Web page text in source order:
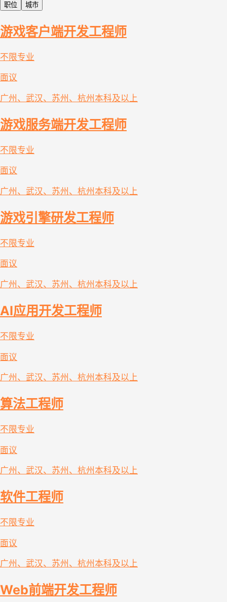
职位 城市
游戏客户端开发工程师
不限专业
面议
广州、武汉、苏州、杭州 本科及以上
游戏服务端开发工程师
不限专业
面议
广州、武汉、苏州、杭州 本科及以上
游戏引擎研发工程师
不限专业
面议
广州、武汉、苏州、杭州 本科及以上
AI应用开发工程师
不限专业
面议
广州、武汉、苏州、杭州 本科及以上
算法工程师
不限专业
面议
广州、武汉、苏州、杭州 本科及以上
软件工程师
不限专业
面议
广州、武汉、苏州、杭州 本科及以上
Web前端开发工程师